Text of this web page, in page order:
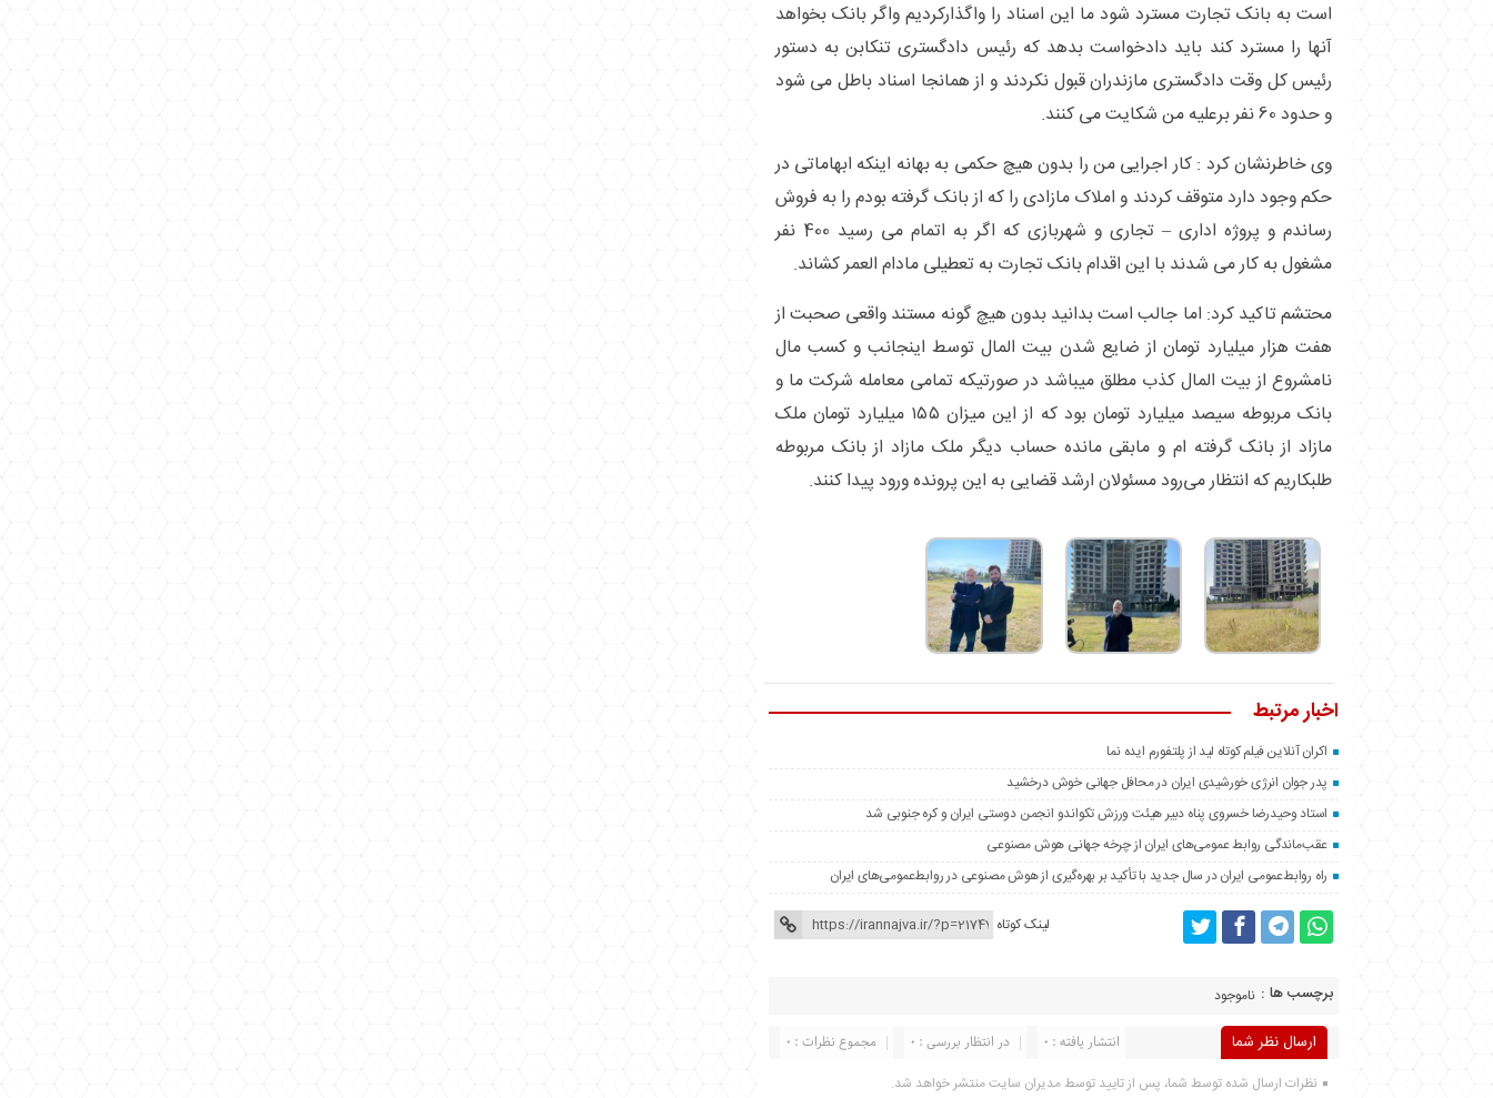
است به بانک تجارت مسترد شود ما این اسناد را واگذارکردیم واگر بانک بخواهد
آنها را مسترد کند باید دادخواست بدهد که رئیس دادگستری تنکابن به دستور
رئیس کل وقت دادگستری مازندران قبول نکردند و از همانجا اسناد باطل می شود
و حدود 60 نفر برعلیه من شکایت می کنند.
وی خاطرنشان کرد : کار اجرایی من را بدون هیچ حکمی به بهانه اینکه ابهاماتی در
حکم وجود دارد متوقف کردند و املاک مازادی را که از بانک گرفته بودم را به فروش
رساندم و پروژه اداری – تجاری و شهربازی که اگر به اتمام می رسید 400 نفر
مشغول به کار می شدند با این اقدام بانک تجارت به تعطیلی مادام العمر کشاند.
محتشم تاکید کرد: اما جالب است بدانید بدون هیچ گونه مستند واقعی صحبت از
هفت هزار میلیارد تومان از ضایع شدن بیت المال توسط اینجانب و کسب مال
نامشروع از بیت المال کذب مطلق میباشد در صورتیکه تمامی معامله شرکت ما و
بانک مربوطه سیصد میلیارد تومان بود که از این میزان ۱۵۵ میلیارد تومان ملک
مازاد از بانک گرفته ام و مابقی مانده حساب دیگر ملک مازاد از بانک مربوطه
طلبکاریم که انتظار می‌رود مسئولان ارشد قضایی به این پرونده ورود پیدا کنند.
اخبار مرتبط
اکران آنلاین فیلم کوتاه لید از پلتفورم ایده نما
پدر جوان انرژی خورشیدی ایران در محافل جهانی خوش درخشید
استاد وحیدرضا خسروی پناه دبیر هیئت ورزش تکواندو انجمن دوستی ایران و کره جنوبی شد
عقب‌ماندگی روابط عمومی‌های ایران از چرخه جهانی هوش مصنوعی
راه روابط‌عمومی ایران در سال جدید با تأکید بر بهره‌گیری از هوش مصنوعی در روابط‌عمومی‌های ایران
لینک کوتاه
برچسب ها : ناموجود
ارسال نظر شما مجموع نظرات : 0 در انتظار بررسی : 0 انتشار یافته : 0
نظرات ارسال شده توسط شما، پس از تایید توسط مدیران سایت منتشر خواهد شد.